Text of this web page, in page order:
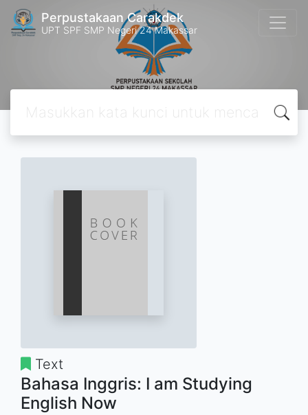
Perpustakaan Carakdek
UPT SPF SMP Negeri 24 Makassar
Text
Bahasa Inggris: I am Studying
English Now